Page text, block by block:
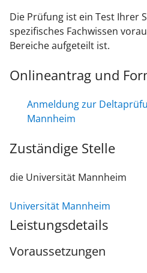
Die Prüfung ist ein Test Ihrer
spezifisches Fachwissen
Bereiche aufgeteilt ist.
Onlineantrag und
Anmeldung zur
Mannheim
Zuständige Stelle
die Universität Mannheim
Universität Mannheim
Leistungsdetails
Voraussetzungen